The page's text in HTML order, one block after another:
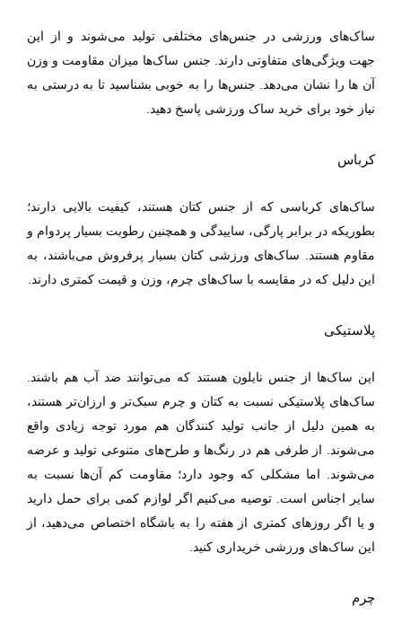
ساک‌های ورزشی در جنس‌های مختلفی تولید می‌شوند و از این
جهت ویژگی‌های متفاوتی دارند. جنس ساک‌ها میزان مقاومت و وزن
آن‌ ها را نشان می‌دهد. جنس‌ها را به خوبی بشناسید تا به درستی به
نیاز خود برای خرید ساک ورزشی پاسخ دهید.
کرباس
ساک‌های کرباسی که از جنس کتان هستند، کیفیت بالایی دارند؛
بطوریکه در برابر پارگی، ساییدگی و همچنین رطوبت بسیار پر‌دوام و
مقاوم هستند. ساک‌های ورزشی کتان بسیار پر‌فروش می‌باشند، به
این دلیل که در مقایسه با ساک‌های چرم، وزن و قیمت کمتری دارند.
پلاستیکی
این ساک‌ها از جنس نایلون هستند که می‌توانند ضد‌ آب هم باشند.
ساک‌های پلاستیکی نسبت به کتان و چرم سبک‌تر و ارزان‌تر هستند،
به همین دلیل از جانب تولید کنندگان هم مورد‌ توجه زیادی واقع
می‌شوند. از طرفی هم در رنگ‌ها و طرح‌های متنوعی تولید و عرضه
می‌شوند. اما مشکلی که وجود دارد؛ مقاومت کم آن‌ها نسبت به
سایر اجناس است. توصیه می‌کنیم اگر لوازم کمی برای حمل دارید
و یا اگر روز‌های کمتری از هفته را به باشگاه اختصاص می‌دهید، از
این ساک‌های ورزشی خریداری کنید.
چرم